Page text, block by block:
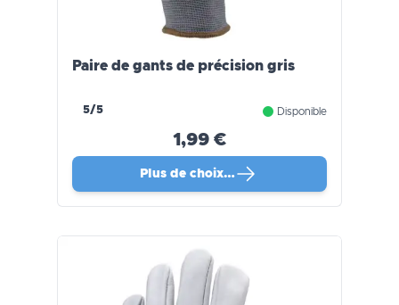
Paire de gants de précision gris
5/5 Disponible
1,99 €
Plus de choix…